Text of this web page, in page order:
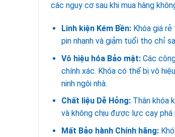
các nguy cơ sau khi mua hàng
Linh kiện Kém Bền: Khóa giá
pin nhanh và giảm tuổi thọ chỉ
Vô hiệu hóa Bảo mật: Các
chính xác. Khóa có thể bị vô
ninh ngôi nhà.
Chất liệu Dễ Hỏng: Thân khóa
và không chịu được lực cạy
Mất Bảo hành Chính hãng: